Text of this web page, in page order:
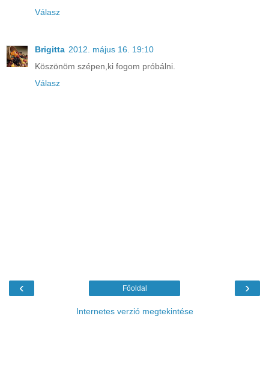
Válasz
Brigitta 2012. május 16. 19:10
Köszönöm szépen,ki fogom próbálni.
Válasz
‹ ›
Főoldal
Internetes verzió megtekintése